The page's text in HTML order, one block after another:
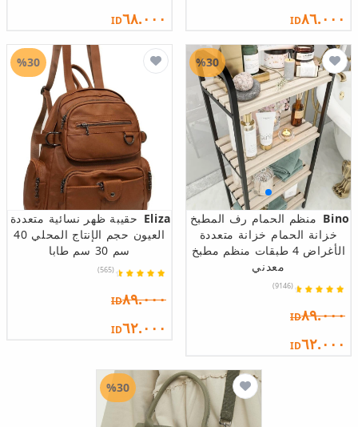
ID٨٦.٠٠٠ ID٦٨.٠٠٠
Bino منظم الحمام رف المطبخ
خزانة الحمام خزانة متعددة
الأغراض 4 طبقات منظم مطبخ
معدني
(9146)
ID٨٩.٠٠٠
ID٦٢.٠٠٠
%30
Eliza حقيبة ظهر نسائية متعددة
العيون حجم الإنتاج المحلي 40
سم 30 سم طابا
(565)
ID٨٩.٠٠٠
ID٦٢.٠٠٠
%30
%30